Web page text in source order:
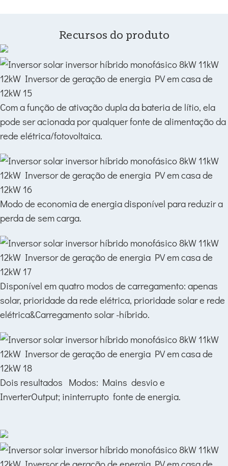
Recursos do produto
Com a função de ativação dupla da bateria de lítio, ela
pode ser acionada por qualquer fonte de alimentação da
rede elétrica/fotovoltaica.
Modo de economia de energia disponível para reduzir a
perda de sem carga.
Disponível em quatro modos de carregamento: apenas
solar, prioridade da rede elétrica, prioridade solar e rede
elétrica&Carregamento solar -híbrido.
Dois resultados Modos: Mains desvio e
InverterOutput; ininterrupto fonte de energia.